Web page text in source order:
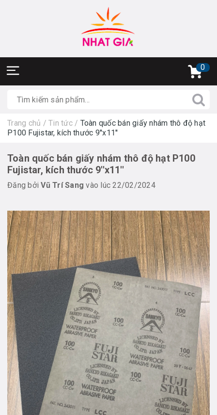
0
Trang chủ / Tin tức / Toàn quốc bán giấy nhám thô độ hạt
P100 Fujistar, kích thước 9''x11''
Toàn quốc bán giấy nhám thô độ hạt P100
Fujistar, kích thước 9''x11''
Đăng bởiVũ Trí Sang vào lúc 22/02/2024